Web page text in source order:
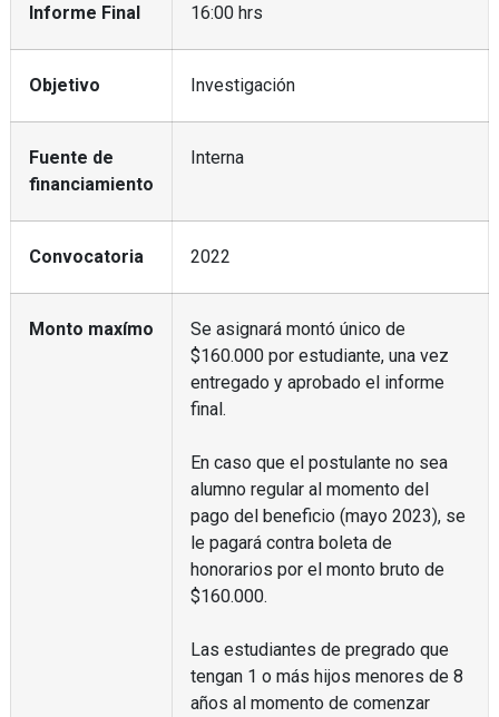
Informe Final
16:00 hrs
Objetivo Investigación
Fuente de
financiamiento
Interna
Convocatoria 2022
Monto maxímo
Se asignará montó único de
$160.000 por estudiante, una vez
entregado y aprobado el informe
final.
En caso que el postulante no sea
alumno regular al momento del
pago del beneficio (mayo 2023), se
le pagará contra boleta de
honorarios por el monto bruto de
$160.000.
Las estudiantes de pregrado que
tengan 1 o más hijos menores de 8
años al momento de comenzar